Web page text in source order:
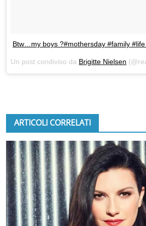
Btw…my boys ?#mothersday #family
Un post condiviso da Brigitte Nielsen
ARTICOLI CORRELATI